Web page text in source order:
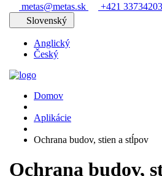
metas@metas.sk
+421
Slovenský
Anglický
Český
Domov
Aplikácie
Ochrana budov, stien a stĺpov
Ochrana budov,